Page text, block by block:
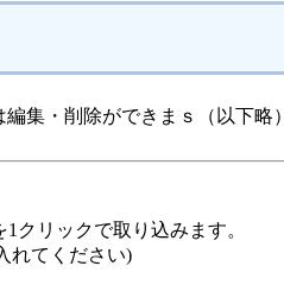
集・削除ができまｓ（以下略）
クリックで取り込みます。
れてください)